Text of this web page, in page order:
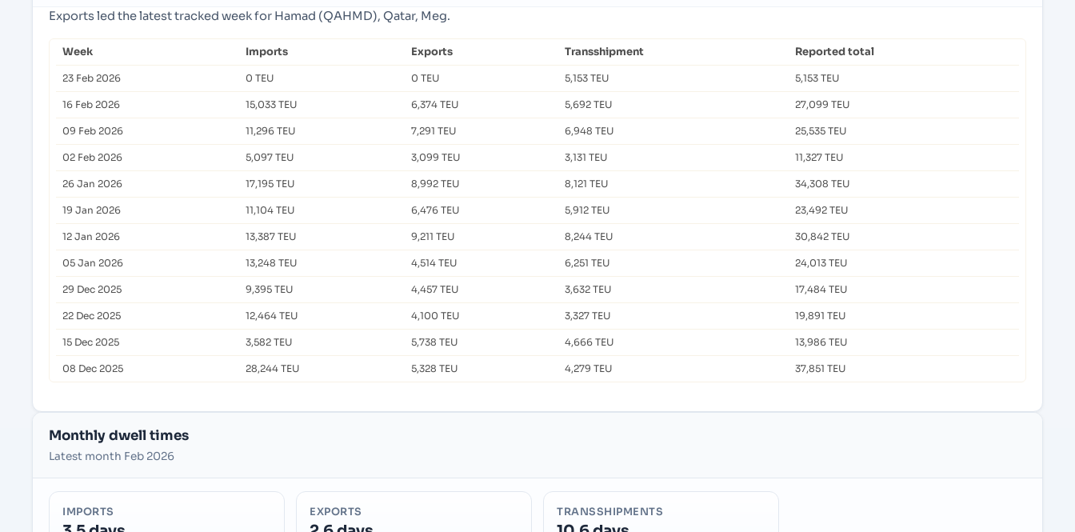
Exports led the latest tracked week for Hamad (QAHMD), Qatar, Meg.
Week Imports Exports Transshipment Reported total
23 Feb 2026 0 TEU 0 TEU 5,153 TEU 5,153 TEU
16 Feb 2026 15,033 TEU 6,374 TEU 5,692 TEU 27,099 TEU
09 Feb 2026 11,296 TEU 7,291 TEU 6,948 TEU 25,535 TEU
02 Feb 2026 5,097 TEU 3,099 TEU 3,131 TEU 11,327 TEU
26 Jan 2026 17,195 TEU 8,992 TEU 8,121 TEU 34,308 TEU
19 Jan 2026 11,104 TEU 6,476 TEU 5,912 TEU 23,492 TEU
12 Jan 2026 13,387 TEU 9,211 TEU 8,244 TEU 30,842 TEU
05 Jan 2026 13,248 TEU 4,514 TEU 6,251 TEU 24,013 TEU
29 Dec 2025 9,395 TEU 4,457 TEU 3,632 TEU 17,484 TEU
22 Dec 2025 12,464 TEU 4,100 TEU 3,327 TEU 19,891 TEU
15 Dec 2025 3,582 TEU 5,738 TEU 4,666 TEU 13,986 TEU
08 Dec 2025 28,244 TEU 5,328 TEU 4,279 TEU 37,851 TEU
Monthly dwell times
Latest month Feb 2026
IMPORTS EXPORTS TRANSSHIPMENTS